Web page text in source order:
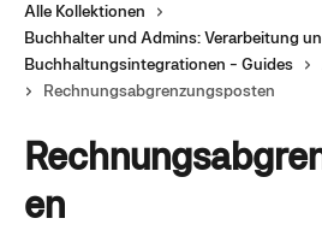
Alle Kollektionen
Buchhalter und Admins: Verarbeitung
Buchhaltungsintegrationen - Guides
Rechnungsabgrenzungsposten
en